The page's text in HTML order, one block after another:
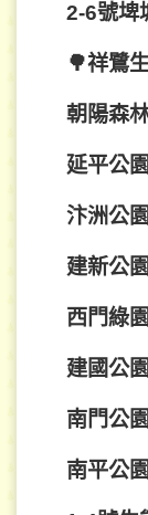
2-6號埤
🌳祥鷺
朝陽森
延平公園
汴洲公園
建新公園
西門綠園
建國公園
南門公園
南平公園